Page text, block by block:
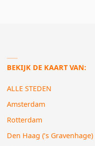
BEKIJK DE KAART VAN:
ALLE STEDEN
Amsterdam
Rotterdam
Den Haag (’s Gravenhage)